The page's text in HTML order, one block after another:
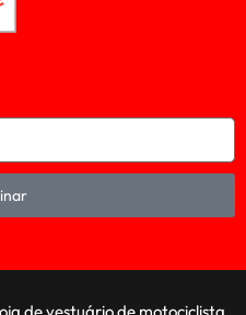
de vestuário de motociclista,